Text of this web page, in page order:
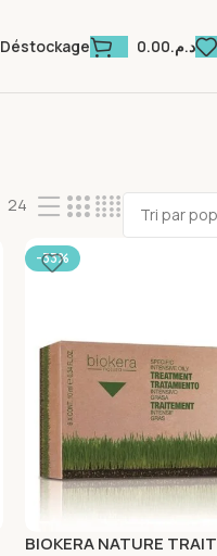
Déstockage د.م.0.00
24
-33%
BIOKERA NATURE